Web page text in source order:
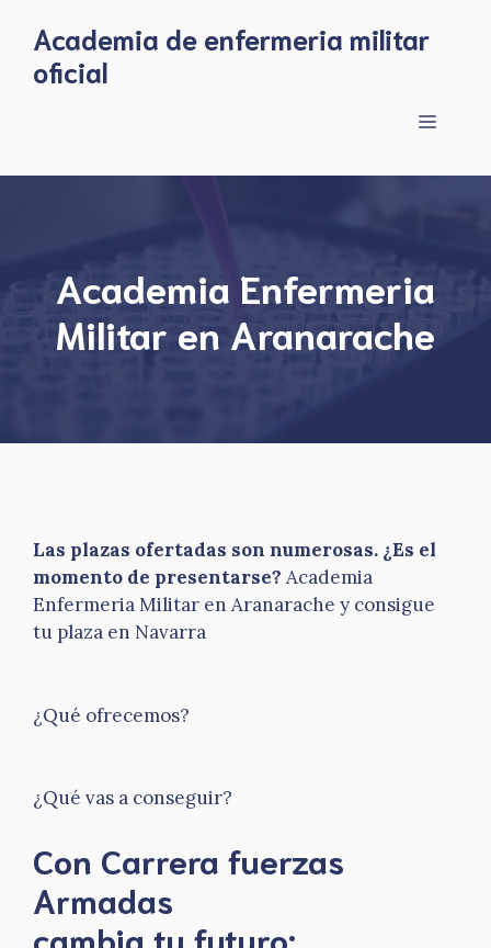
content
Academia de enfermeria militar
oficial
Menu
Academia Enfermeria
Militar en Aranarache
Las plazas ofertadas son numerosas. ¿Es el
momento de presentarse? Academia
Enfermeria Militar en Aranarache y consigue
tu plaza en Navarra
¿Qué ofrecemos?
¿Qué vas a conseguir?
Con Carrera fuerzas
Armadas
​cambia tu futuro: